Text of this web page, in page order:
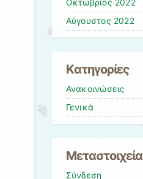
Οκτώβριος 2022
Αύγουστος 2022
Kατηγορίες
Ανακοινώσεις
Γενικά
Μεταστοιχεία
Σύνδεση